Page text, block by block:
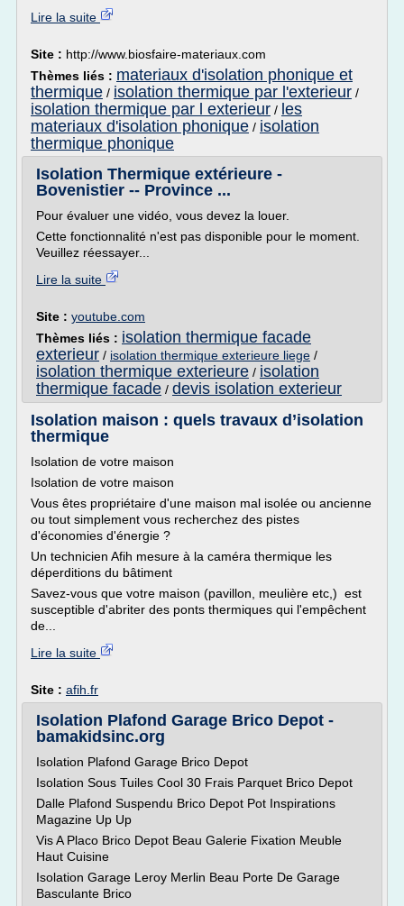
Lire la suite
Site : http://www.biosfaire-materiaux.com
Thèmes liés : materiaux d'isolation phonique et
thermique / isolation thermique par l'exterieur /
isolation thermique par l exterieur / les
materiaux d'isolation phonique / isolation
thermique phonique
Isolation Thermique extérieure -
Bovenistier -- Province ...
Pour évaluer une vidéo, vous devez la louer.
Cette fonctionnalité n'est pas disponible pour le moment.
Veuillez réessayer...
Lire la suite
Site : youtube.com
Thèmes liés : isolation thermique facade
exterieur / isolation thermique exterieure liege /
isolation thermique exterieure / isolation
thermique facade / devis isolation exterieur
Isolation maison : quels travaux d’isolation
thermique
Isolation de votre maison
Isolation de votre maison
Vous êtes propriétaire d'une maison mal isolée ou ancienne
ou tout simplement vous recherchez des pistes
d'économies d'énergie ?
Un technicien Afih mesure à la caméra thermique les
déperditions du bâtiment
Savez-vous que votre maison (pavillon, meulière etc,) est
susceptible d'abriter des ponts thermiques qui l'empêchent
de...
Lire la suite
Site : afih.fr
Isolation Plafond Garage Brico Depot -
bamakidsinc.org
Isolation Plafond Garage Brico Depot
Isolation Sous Tuiles Cool 30 Frais Parquet Brico Depot
Dalle Plafond Suspendu Brico Depot Pot Inspirations
Magazine Up Up
Vis A Placo Brico Depot Beau Galerie Fixation Meuble
Haut Cuisine
Isolation Garage Leroy Merlin Beau Porte De Garage
Basculante Brico